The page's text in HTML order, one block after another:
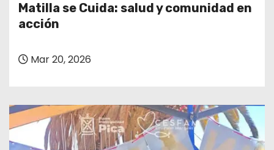
Matilla se Cuida: salud y comunidad en
acción
Mar 20, 2026